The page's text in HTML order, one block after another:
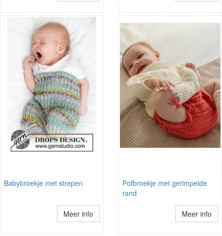
Babybroekje met strepen
Meer info
Pofbroekje met gerimpelde
rand
Meer info